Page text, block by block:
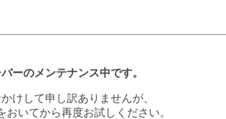
ーのメンテナンス中です。
けして申し訳ありませんが、
おいてから再度お試しください。